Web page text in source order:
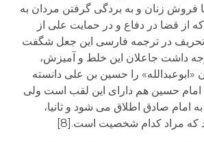
فروش زنان و به بردگی گرفتن مردان به
از قضا در دفاع و در حمایت علی از
تحریف در ترجمه فارسی این جعل شگفت
توجه داشت جاعلان این خلط و آمیزش،
«ابوعبدالله» را حسین بن علی دانسته
حسین هم دارای این لقب است ولی
به امام صادق اطلاق می شود و ثانیا،
که مراد کدام شخصیت است.[8]